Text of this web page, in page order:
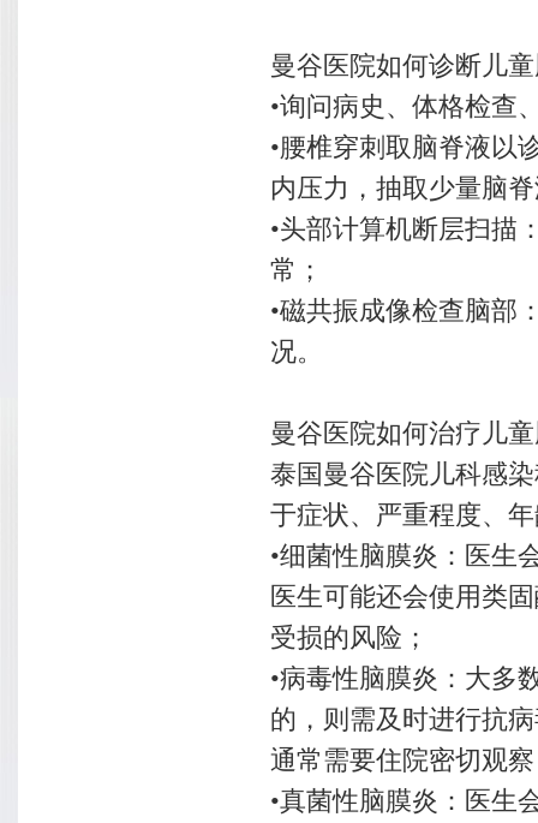
曼谷医院如何诊断儿
•询问病史、体格检查
•腰椎穿刺取脑脊液以
内压力，抽取少量脑
•头部计算机断层扫描
常；
•磁共振成像检查脑部
况。
曼谷医院如何治疗儿
泰国曼谷医院儿科感
于症状、严重程度、
•细菌性脑膜炎：医生
医生可能还会使用类
受损的风险；
•病毒性脑膜炎：大多
的，则需及时进行抗
通常需要住院密切观
•真菌性脑膜炎：医生